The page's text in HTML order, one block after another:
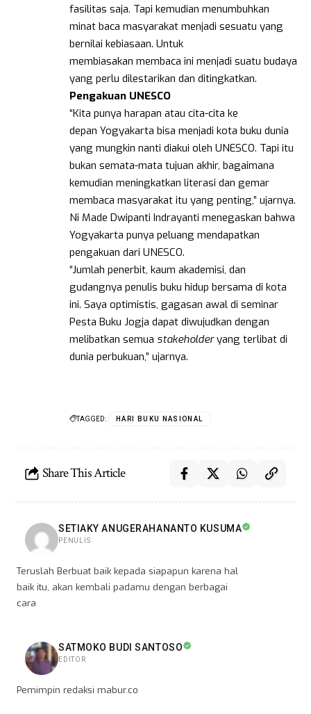
fasilitas saja. Tapi kemudian menumbuhkan
minat baca masyarakat menjadi sesuatu yang
bernilai kebiasaan. Untuk
membiasakan membaca ini menjadi suatu budaya
yang perlu dilestarikan dan ditingkatkan.
Pengakuan UNESCO
“Kita punya harapan atau cita-cita ke
depan Yogyakarta bisa menjadi kota buku dunia
yang mungkin nanti diakui oleh UNESCO. Tapi itu
bukan semata-mata tujuan akhir, bagaimana
kemudian meningkatkan literasi dan gemar
membaca masyarakat itu yang penting,” ujarnya.
Ni Made Dwipanti Indrayanti menegaskan bahwa
Yogyakarta punya peluang mendapatkan
pengakuan dari UNESCO.
“Jumlah penerbit, kaum akademisi, dan
gudangnya penulis buku hidup bersama di kota
ini. Saya optimistis, gagasan awal di seminar
Pesta Buku Jogja dapat diwujudkan dengan
melibatkan semua stakeholderyang terlibat di
dunia perbukuan,” ujarnya.
TAGGED: HARI BUKU NASIONAL
Share This Article
SETIAKY ANUGERAHANANTO KUSUMA
PENULIS
Teruslah Berbuat baik kepada siapapun karena hal
baik itu, akan kembali padamu dengan berbagai
cara
SATMOKO BUDI SANTOSO
EDITOR
Pemimpin redaksi mabur.co